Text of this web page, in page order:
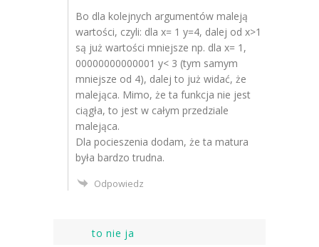
Bo dla kolejnych argumentów maleją
wartości, czyli: dla x= 1 y=4, dalej od x>1
są już wartości mniejsze np. dla x= 1,
00000000000001 y< 3 (tym samym
mniejsze od 4), dalej to już widać, że
malejąca. Mimo, że ta funkcja nie jest
ciągła, to jest w całym przedziale
malejąca.
Dla pocieszenia dodam, że ta matura
była bardzo trudna.
Odpowiedz
to nie ja